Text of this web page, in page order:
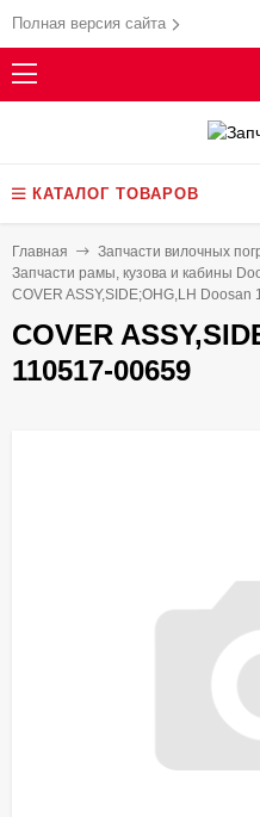
Полная версия сайта
КАТАЛОГ ТОВАРОВ
Главная Запчасти вилочных
Запчасти рамы, кузова и кабины
COVER ASSY,SIDE;OHG,LH Doosan
COVER
110517-00659